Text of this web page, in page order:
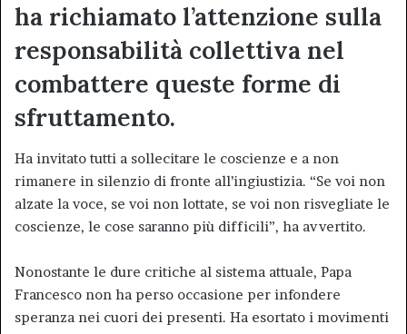
ha richiamato l’attenzione sulla
responsabilità collettiva nel
combattere queste forme di
sfruttamento.
Ha invitato tutti a sollecitare le coscienze e a non
rimanere in silenzio di fronte all’ingiustizia. “Se voi non
alzate la voce, se voi non lottate, se voi non risvegliate le
coscienze, le cose saranno più difficili”, ha avvertito.
Nonostante le dure critiche al sistema attuale, Papa
Francesco non ha perso occasione per infondere
speranza nei cuori dei presenti. Ha esortato i movimenti